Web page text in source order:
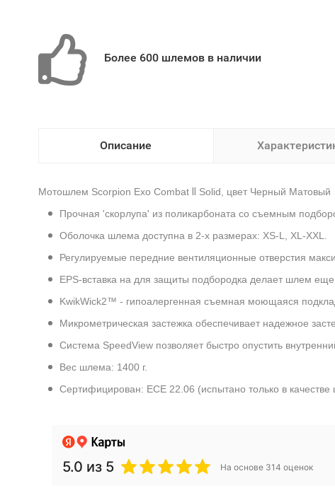
Более 600 шлемов в наличии
Описание
Мотошлем Scorpion Exo Combat
Solid, цвет Черный Матовый
Прочная 'скорлупа' из поликарбоната со съемным
Оболочка шлема доступна в 2-х размерах: XS-L, XL-XXL.
Регулируемые передние вентиляционные отверстия
EPS-вставка на для защиты подбородка делает шлем
KwikWick2™ - гипоалергенная съемная моющаяся
Микрометрическая застежка обеспечивает надежное
Система SpeedView позволяет быстро опустить
Вес шлема: 1400 г.
Сертифицирован: ECE 22.06 (испытано только в